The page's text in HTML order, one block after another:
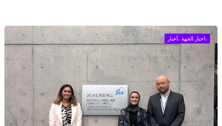
،اخبار الجهة ،أخبار